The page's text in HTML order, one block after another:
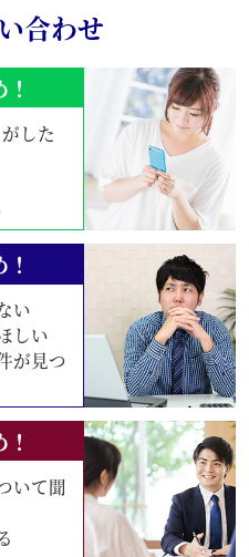
合わせ
した
い
しい
が見つ
いて聞